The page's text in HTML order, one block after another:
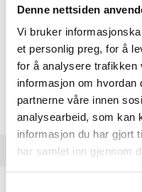
Denne nettsiden
Vi bruker
et personlig preg, for å
for å analysere trafikken
informasjon om
partnerne våre innen
analysearbeid, som kan
informasjon du har gjort
har samlet inn gjennom
Nettlager:1
BESKRIVELSE